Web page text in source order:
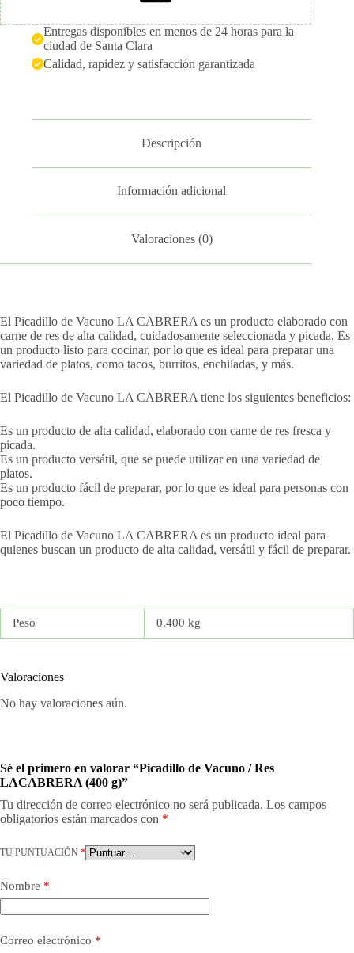
Entregas disponibles en menos de 24 horas para la
ciudad de Santa Clara
Calidad, rapidez y satisfacción garantizada
Descripción
Información adicional
Valoraciones (0)
El Picadillo de Vacuno LA CABRERA es un producto elaborado con
carne de res de alta calidad, cuidadosamente seleccionada y picada. Es
un producto listo para cocinar, por lo que es ideal para preparar una
variedad de platos, como tacos, burritos, enchiladas, y más.
El Picadillo de Vacuno LA CABRERA tiene los siguientes beneficios:
Es un producto de alta calidad, elaborado con carne de res fresca y
picada.
Es un producto versátil, que se puede utilizar en una variedad de
platos.
Es un producto fácil de preparar, por lo que es ideal para personas con
poco tiempo.
El Picadillo de Vacuno LA CABRERA es un producto ideal para
quienes buscan un producto de alta calidad, versátil y fácil de preparar.
Peso 0.400 kg
Valoraciones
No hay valoraciones aún.
Sé el primero en valorar “Picadillo de Vacuno / Res
LACABRERA (400 g)”
Tu dirección de correo electrónico no será publicada. Los campos
obligatorios están marcados con *
TU PUNTUACIÓN *
Nombre *
Correo electrónico *